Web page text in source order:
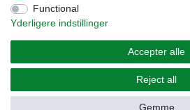
Withdraw from contract here
Functional
Yderligere indstillinger
Accepter alle
Reject all
Gemme